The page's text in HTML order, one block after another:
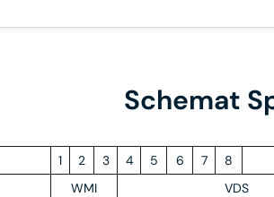
Schemat
1 2 3 4 5 6 7 8
WMI VDS